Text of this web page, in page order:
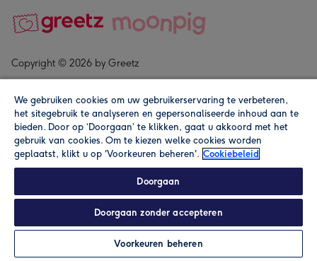
In winkelmand Personaliseren
Copyright © 2026 by Greetz
Alle prijzen zijn inclusief btw en andere heffingen. Lees de
We gebruiken cookies om uw gebruikerservaring te verbeteren,
het sitegebruik te analyseren en gepersonaliseerde inhoud aan te
bieden. Door op ‘Doorgaan’ te klikken, gaat u akkoord met het
gebruik van cookies. Om te kiezen welke cookies worden
geplaatst, klikt u op 'Voorkeuren beheren'. Cookiebeleid
Doorgaan
Doorgaan zonder accepteren
Voorkeuren beheren